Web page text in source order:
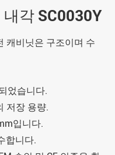
각 SC0030Y
캐비닛은 구조이며 수
었습니다.
저장 용량.
입니다.
합니다.